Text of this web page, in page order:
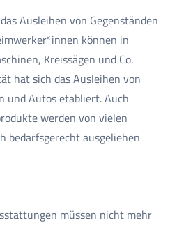
Ausleihen von Gegenständen
können in
Kreissägen und Co.
hat sich das Ausleihen von
und Autos etabliert. Auch
werden von vielen
bedarfsgerecht ausgeliehen
müssen nicht mehr